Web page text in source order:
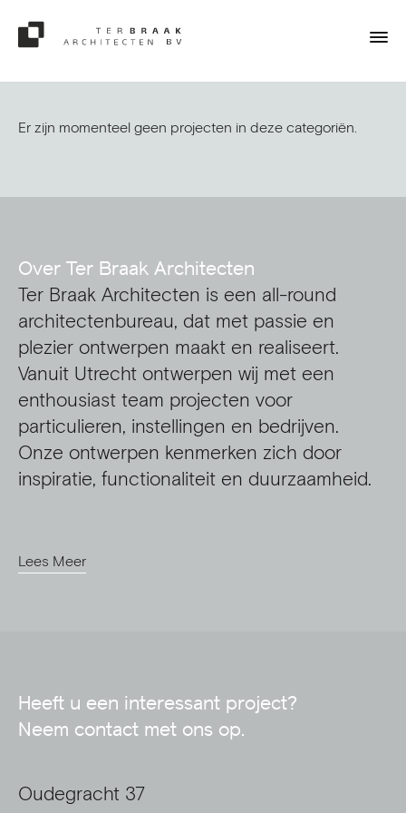
Er zijn momenteel geen projecten in deze categoriën.
Over Ter Braak Architecten
Ter Braak Architecten is een all-round
architectenbureau, dat met passie en
plezier ontwerpen maakt en realiseert.
Vanuit Utrecht ontwerpen wij met een
enthousiast team projecten voor
particulieren, instellingen en bedrijven.
Onze ontwerpen kenmerken zich door
inspiratie, functionaliteit en duurzaamheid.
Lees Meer
Heeft u een interessant project?
Neem contact met ons op.
Oudegracht 37